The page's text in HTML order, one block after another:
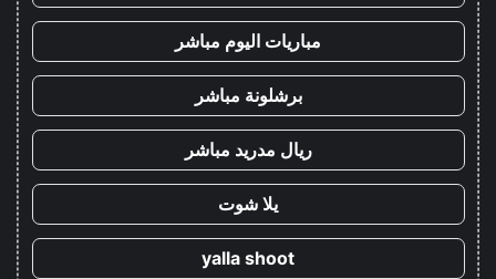
مباريات اليوم مباشر
برشلونة مباشر
ريال مدريد مباشر
يلا شوت
yalla shoot